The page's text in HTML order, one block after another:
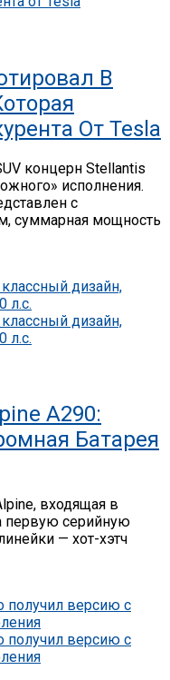
В
От Tesla
концерн Stellantis
исполнения.
с
суммарная мощность
A290:
Батарея
входящая в
первую серийную
— хот-хэтч